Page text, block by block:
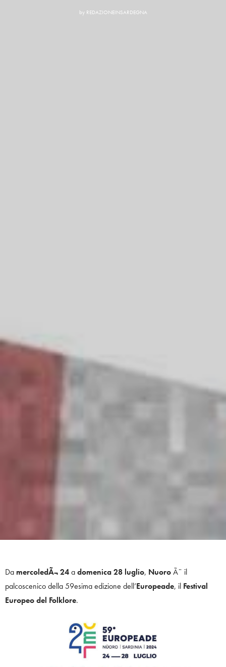
by REDAZIONEINSARDEGNA
Da mercoledÃ¬ 24adomenica 28 luglio, NuoroÃ¨ il
palcoscenico della 59esima edizione dell’Europeade, il Festival
Europeo del Folklore.